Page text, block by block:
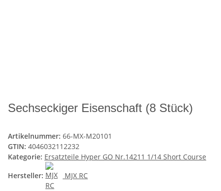
Sechseckiger Eisenschaft (8 Stück)
Artikelnummer: 66-MX-M20101
GTIN: 4046032112232
Kategorie: Ersatzteile Hyper GO Nr.14211 1/14 Short Course
Hersteller:
MJX RC